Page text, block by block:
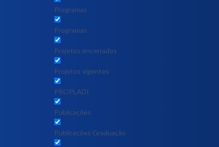
Programas
Programas
Projetos encerrados
Projetos vigentes
PROPLADI
Publicações
Publicações Graduação